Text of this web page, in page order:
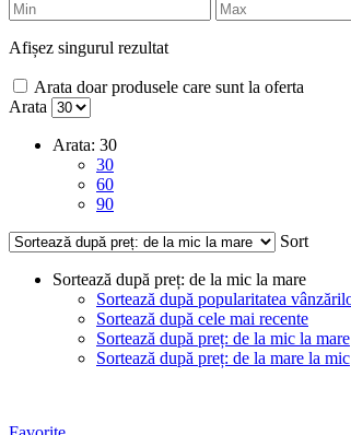
Afișez singurul rezultat
Arata doar produsele care sunt la oferta
Arata
Arata: 30
30
60
90
Sort
Sortează după preț: de la mic la mare
Sortează după popularitatea
Sortează după cele mai recente
Sortează după preț: de la mic la mare
Sortează după preț: de la mare la mic